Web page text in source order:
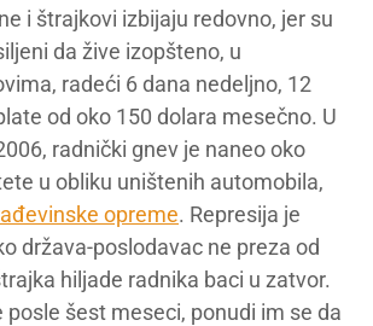
i štrajkovi izbijaju redovno, jer su
da žive izopšteno, u
radeći 6 dana nedeljno, 12
od oko 150 dolara mesečno. U
radnički gnev je naneo oko
u obliku uništenih automobila,
opreme. Represija je
država-poslodavac ne preza od
hiljade radnika baci u zatvor.
posle šest meseci, ponudi im se da